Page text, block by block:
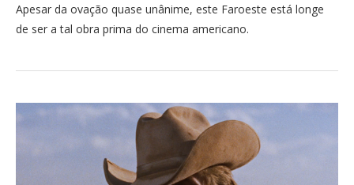
Apesar da ovação quase unânime, este Faroeste está longe
de ser a tal obra prima do cinema americano.